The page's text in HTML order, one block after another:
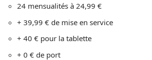
24 mensualités à 24,99 €
+ 39,99 € de mise en service
+ 40 € pour la tablette
+ 0 € de port